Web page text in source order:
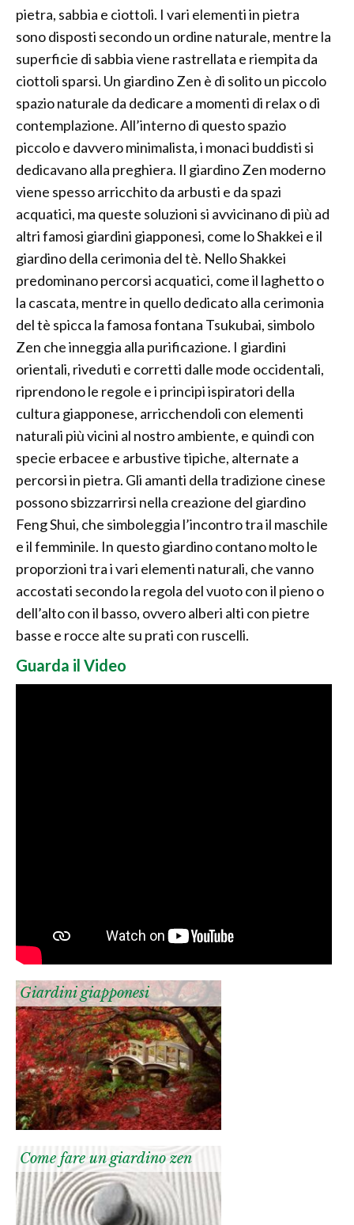
pietra, sabbia e ciottoli. I vari elementi in pietra
sono disposti secondo un ordine naturale, mentre la
superficie di sabbia viene rastrellata e riempita da
ciottoli sparsi. Un giardino Zen è di solito un piccolo
spazio naturale da dedicare a momenti di relax o di
contemplazione. All’interno di questo spazio
piccolo e davvero minimalista, i monaci buddisti si
dedicavano alla preghiera. Il giardino Zen moderno
viene spesso arricchito da arbusti e da spazi
acquatici, ma queste soluzioni si avvicinano di più ad
altri famosi giardini giapponesi, come lo Shakkei e il
giardino della cerimonia del tè. Nello Shakkei
predominano percorsi acquatici, come il laghetto o
la cascata, mentre in quello dedicato alla cerimonia
del tè spicca la famosa fontana Tsukubai, simbolo
Zen che inneggia alla purificazione. I giardini
orientali, riveduti e corretti dalle mode occidentali,
riprendono le regole e i principi ispiratori della
cultura giapponese, arricchendoli con elementi
naturali più vicini al nostro ambiente, e quindi con
specie erbacee e arbustive tipiche, alternate a
percorsi in pietra. Gli amanti della tradizione cinese
possono sbizzarrirsi nella creazione del giardino
Feng Shui, che simboleggia l’incontro tra il maschile
e il femminile. In questo giardino contano molto le
proporzioni tra i vari elementi naturali, che vanno
accostati secondo la regola del vuoto con il pieno o
dell’alto con il basso, ovvero alberi alti con pietre
basse e rocce alte su prati con ruscelli.
Guarda il Video
Giardini giapponesi
Come fare un giardino zen